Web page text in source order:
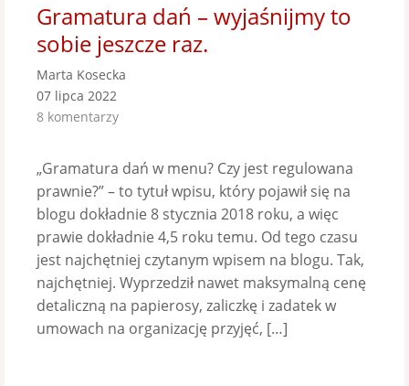
Gramatura dań – wyjaśnijmy to
sobie jeszcze raz.
Marta Kosecka
07 lipca 2022
8 komentarzy
„Gramatura dań w menu? Czy jest regulowana
prawnie?” – to tytuł wpisu, który pojawił się na
blogu dokładnie 8 stycznia 2018 roku, a więc
prawie dokładnie 4,5 roku temu. Od tego czasu
jest najchętniej czytanym wpisem na blogu. Tak,
najchętniej. Wyprzedził nawet maksymalną cenę
detaliczną na papierosy, zaliczkę i zadatek w
umowach na organizację przyjęć, […]